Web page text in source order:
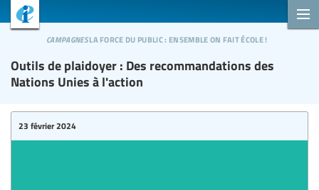
Outils de plaidoyer : Des recommandations des
Nations Unies à l'action
campagnesla force du public : ensemble on fait école !
23 février 2024